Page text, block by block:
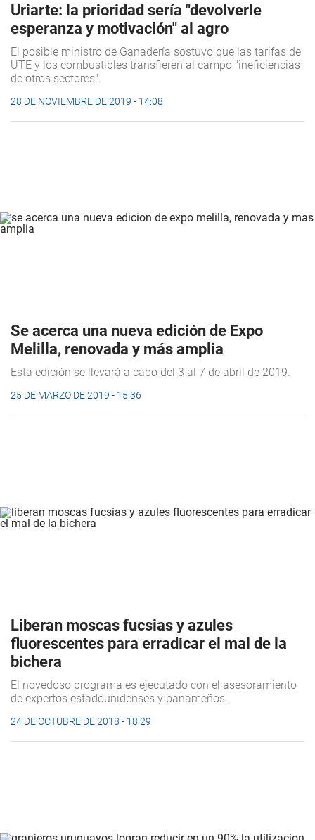
Uriarte: la prioridad sería "devolverle
esperanza y motivación" al agro
El posible ministro de Ganadería sostuvo que las tarifas de
UTE y los combustibles transfieren al campo "ineficiencias
de otros sectores".
28 DE NOVIEMBRE DE 2019 - 14:08
Se acerca una nueva edición de Expo
Melilla, renovada y más amplia
Esta edición se llevará a cabo del 3 al 7 de abril de 2019.
25 DE MARZO DE 2019 - 15:36
Liberan moscas fucsias y azules
fluorescentes para erradicar el mal de la
bichera
El novedoso programa es ejecutado con el asesoramiento
de expertos estadounidenses y panameños.
24 DE OCTUBRE DE 2018 - 18:29